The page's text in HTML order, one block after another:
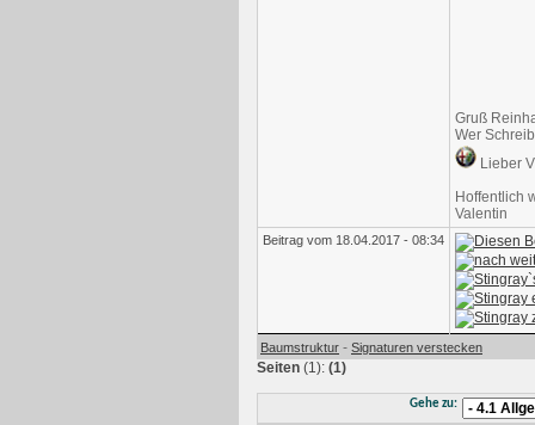
Gruß
Wer
Lieber
Hoffentlich
Valentin
Beitrag vom 18.04.2017 - 08:34
Baumstruktur - Signaturen verstecken
Seiten (1): (1)
Gehe zu: